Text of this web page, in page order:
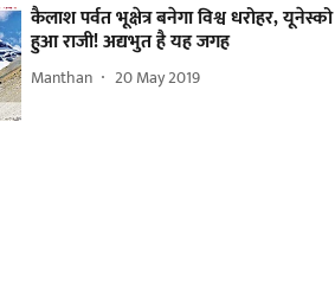
कैलाश पर्वत भूक्षेत्र बनेगा विश्व धरोहर, यूनेस्को
हुआ राजी! अद्यभुत है यह जगह
Manthan 20 May 2019